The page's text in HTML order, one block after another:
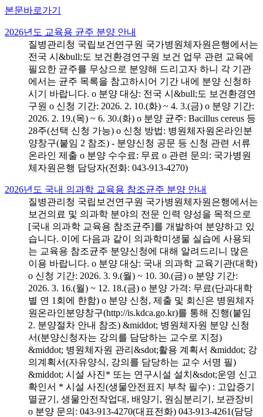
본문바로가기
2026년도 교육용 균주 분양 안내
질병관리청 국립보건연구원 국가병원체자원은행에서는
전국 시&bull;도 보건환경연구원 보건 업무 관련 교육에
필요한 균주를 무상으로 분양해 드리고자 하니 각 기관
에서는 균주 목록을 참고하시어 기간 내에 분양 신청하
시기 바랍니다. o 분양 대상: 전국 시&bull;도 보건환경연
구원 o 신청 기간: 2026. 2. 10.(화) ~ 4. 3.(금) o 분양 기간:
2026. 2. 19.(목) ~ 6. 30.(화) o 분양 균주: Bacillus cereus 등
28주(선택 신청 가능) o 신청 방법: 병원체자원온라인분
양창구(붙임 2 참조) - 분양신청 공문 등 신청 관련 서류
온라인 제출 o 분양 수수료: 무료 o 관련 문의: 국가병원
체자원은행 담당자(전화: 043-913-4270)
2026년도 국내 의과학 교육용 참조균주 분양 안내
질병관리청 국립보건연구원 국가병원체자원은행에서는
보건의료 및 의과학 분야의 전문 인력 양성을 목적으로
[국내 의과학 교육용 참조균주]를 개발하여 분양하고 있
습니다. 이에 다음과 같이 의과학미생물 실습에 사용되
는 교육용 참조균주 분양신청에 대해 알려드리니 많은
이용 바랍니다. o 분양 대상: 국내 의과학 교육기관(대학)
o 신청 기간: 2026. 3. 9.(월) ~ 10. 30.(금) o 분양 기간:
2026. 3. 16.(월) ~ 12. 18.(금) o 분양 가격: 무료(단과대학
별 연 1회에 한함) o 분양 신청, 제출 및 회신은 병원체자
원온라인분양창구(http://is.kdca.go.kr)를 통해 진행(붙임
2. 분양절차 안내 참조) &middot; 병원체자원 분양 신청
서(분양신청자는 강의를 담당하는 교수로 지정)
&middot; 병원체자원 관리&sdot;활용 계획서 &middot; 강
의계획서(자유양식, 강의를 담당하는 교수 서명 필)
&middot; 시설 사진* 또는 연구시설 설치&sdot;운영 신고
확인서 * 시설 사진(생물안전표지 부착 필수) : 고압증기
멸균기, 생물안전작업대, 배양기, 원심분리기, 보관장비
o 분양 문의: 043-913-4270(대표전화) 043-913-4261(담당